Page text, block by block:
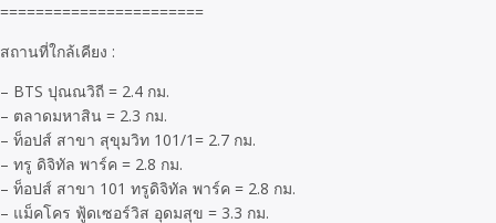
=======================
สถานที่ใกล้เคียง :
– BTS ปุณณวิถี = 2.4 กม.
– ตลาดมหาสิน = 2.3 กม.
– ท็อปส์ สาขา สุขุมวิท 101/1= 2.7 กม.
– ทรู ดิจิทัล พาร์ค = 2.8 กม.
– ท็อปส์ สาขา 101 ทรูดิจิทัล พาร์ค = 2.8 กม.
– แม็คโคร ฟู้ดเซอร์วิส อุดมสุข = 3.3 กม.